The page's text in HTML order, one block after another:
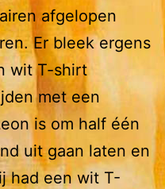
afgelopen
Er bleek ergens
wit T-shirt
met een
is om half één
uit gaan laten en
had een wit T-